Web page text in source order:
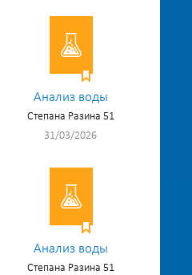
Анализ воды
Степана Разина 51
31/03/2026
Анализ воды
Степана Разина 51